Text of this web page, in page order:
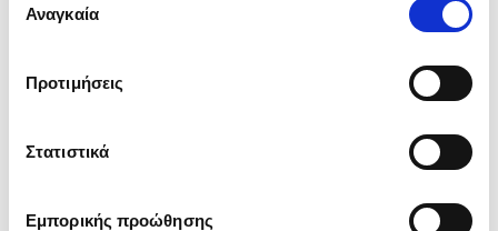
ενδιαφέρουν και να επιλέξετε από τα παρακάτω με την
΄΄και να ενημερωθείτε σχετικά με
συγκατάθεσης
Αναγκαία
Προτιμήσεις
Στατιστικά
Εμπορικής προώθησης